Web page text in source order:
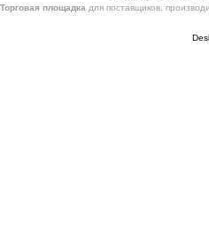
Торговая площадка для поставщиков,